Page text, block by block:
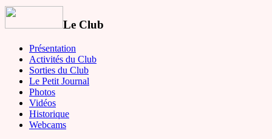
Le Club
Présentation
Activités du Club
Sorties du Club
Le Petit Journal
Photos
Vidéos
Historique
Webcams